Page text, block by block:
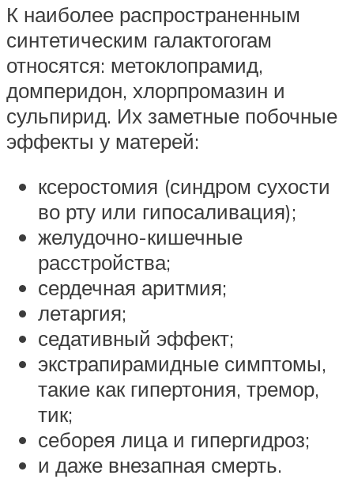
К наиболее распространенным
синтетическим галактогогам
относятся: метоклопрамид,
домперидон, хлорпромазин и
сульпирид. Их заметные побочные
эффекты у матерей:
ксеростомия (синдром сухости
во рту или гипосаливация);
желудочно-кишечные
расстройства;
сердечная аритмия;
летаргия;
седативный эффект;
экстрапирамидные симптомы,
такие как гипертония, тремор,
тик;
себорея лица и гипергидроз;
и даже внезапная смерть.